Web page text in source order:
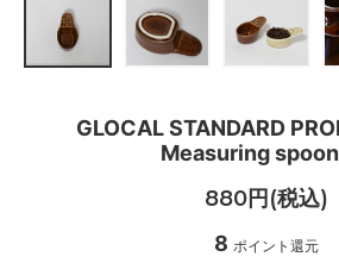
GLOCAL STANDARD
Measuring spoon
880円(税込)
8 ポイント還元